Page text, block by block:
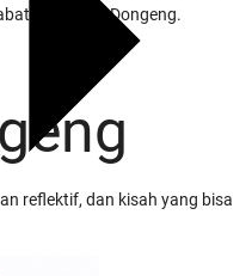
Kampung Dongeng.
reflektif, dan kisah yang bisa